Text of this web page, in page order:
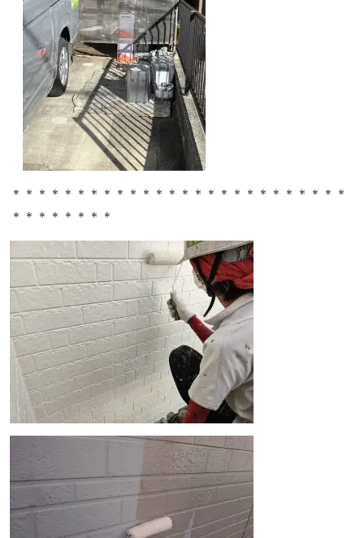
＊＊＊＊＊＊＊＊＊＊＊＊＊＊＊＊＊＊＊＊＊＊＊＊＊＊
＊＊＊＊＊＊＊＊